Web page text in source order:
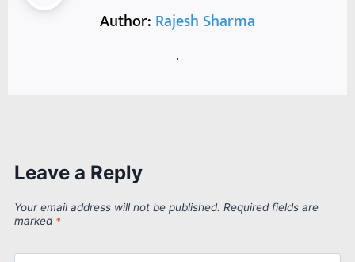
Author: Rajesh Sharma
.
Leave a Reply
Your email address will not be published. Required fields are
marked *